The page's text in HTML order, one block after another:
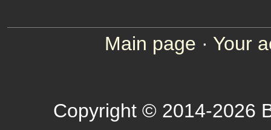
Main page · Your
Copyright © 2014-2026